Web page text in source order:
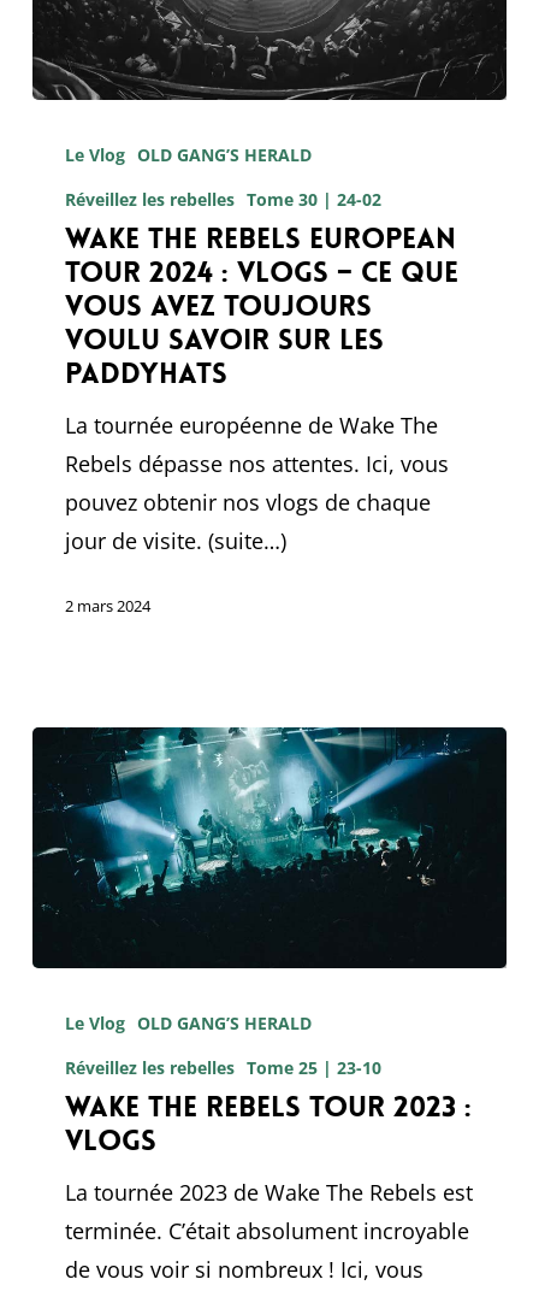
The
Rebels
European
Tour
2024
Vlogs
que
vous
toujours
sur
Paddyhats
Le Vlog OLD GANG’S HERALD
Réveillez les rebelles Tome 30 | 24-02
Wake The Rebels European
Tour 2024 : Vlogs – Ce que
vous avez toujours
voulu savoir sur les
Paddyhats
La tournée européenne de Wake The
Rebels dépasse nos attentes. Ici, vous
pouvez obtenir nos vlogs de chaque
jour de visite. (suite…)
2 mars 2024
The
Rebels
Tour
2023
Vlogs
Le Vlog OLD GANG’S HERALD
Réveillez les rebelles Tome 25 | 23-10
Wake The Rebels Tour 2023 :
Vlogs
La tournée 2023 de Wake The Rebels est
terminée. C’était absolument incroyable
de vous voir si nombreux ! Ici, vous